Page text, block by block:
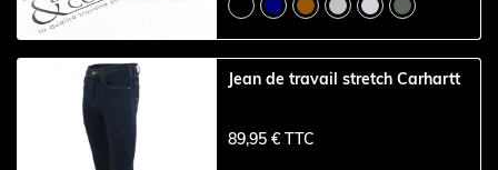
Jean de travail stretch Carhartt
89,95 € TTC